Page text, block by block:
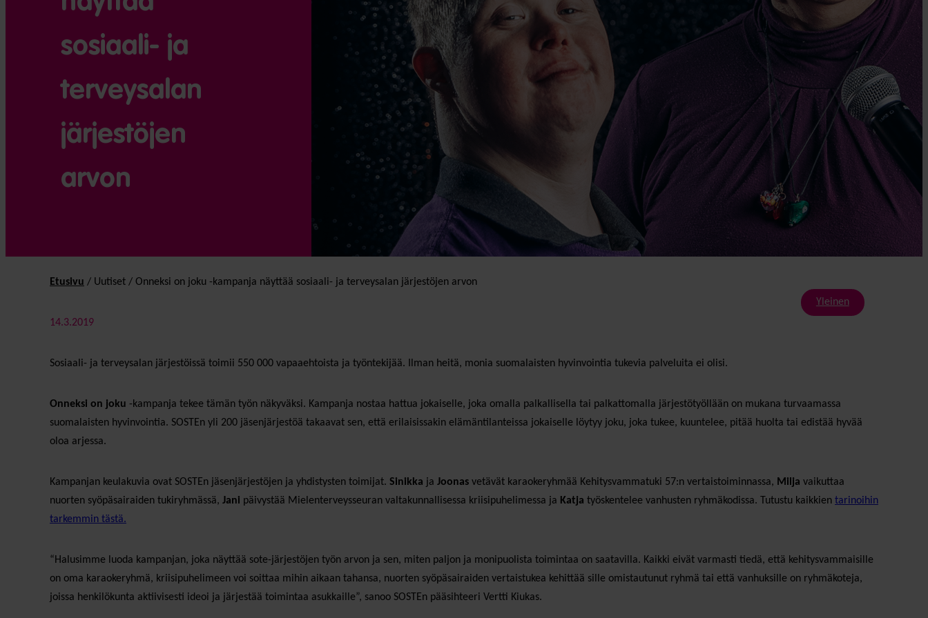
sosiaali- ja
terveysalan
järjestöjen
arvon
Etusivu / Uutiset / Onneksi on joku -kampanja näyttää sosiaali- ja terveysalan järjestöjen arvon
14.3.2019
Yleinen
Sosiaali- ja terveysalan järjestöissä toimii 550 000 vapaaehtoista ja työntekijää. Ilman heitä, monia suomalaisten hyvinvointia tukevia palveluita ei olisi.
Onneksi on joku -kampanja tekee tämän työn näkyväksi. Kampanja nostaa hattua jokaiselle, joka omalla palkallisella tai palkattomalla järjestötyöllään on mukana turvaamassa
suomalaisten hyvinvointia. SOSTEn yli 200 jäsenjärjestöä takaavat sen, että erilaisissakin elämäntilanteissa jokaiselle löytyy joku, joka tukee, kuuntelee, pitää huolta tai edistää hyvää
oloa arjessa.
Kampanjan keulakuvia ovat SOSTEn jäsenjärjestöjen ja yhdistysten toimijat. Sinikka ja Joonas vetävät karaokeryhmää Kehitysvammatuki 57:n vertaistoiminnassa, Milja vaikuttaa
nuorten syöpäsairaiden tukiryhmässä, Jani päivystää Mielenterveysseuran valtakunnallisessa kriisipuhelimessa ja Katja työskentelee vanhusten ryhmäkodissa. Tutustu kaikkien tarinoihin
tarkemmin tästä.
“Halusimme luoda kampanjan, joka näyttää sote-järjestöjen työn arvon ja sen, miten paljon ja monipuolista toimintaa on saatavilla. Kaikki eivät varmasti tiedä, että kehitysvammaisille
on oma karaokeryhmä, kriisipuhelimeen voi soittaa mihin aikaan tahansa, nuorten syöpäsairaiden vertaistukea kehittää sille omistautunut ryhmä tai että vanhuksille on ryhmäkoteja,
joissa henkilökunta aktiivisesti ideoi ja järjestää toimintaa asukkaille”, sanoo SOSTEn pääsihteeri Vertti Kiukas.